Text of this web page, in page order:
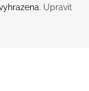
Upravit